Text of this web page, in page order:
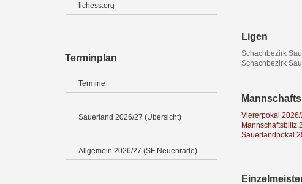
lichess.org
Terminplan
Termine
Sauerland 2026/27 (Übersicht)
Allgemein 2026/27 (SF Neuenrade)
Ligen
Schachbezirk
Schachbezirk
Viererpokal 2026/
Mannschaftsblitz
Sauerlandpokal